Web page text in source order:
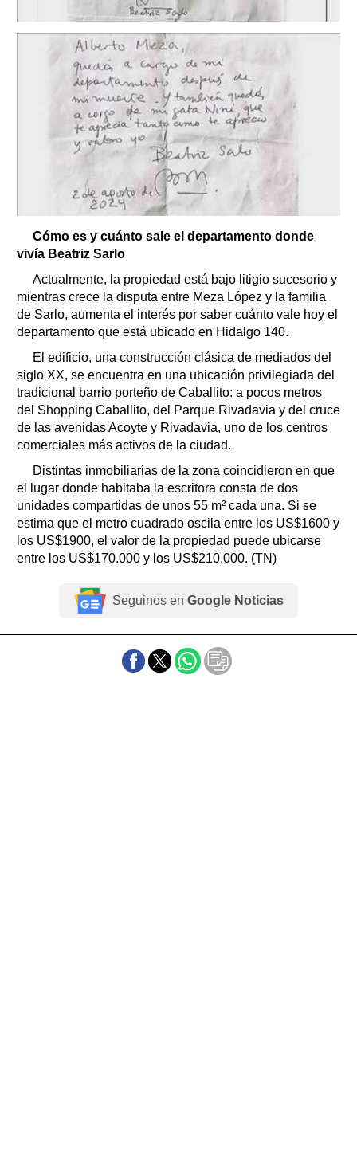
Cómo es y cuánto sale el departamento donde
vivía Beatriz Sarlo
Actualmente, la propiedad está bajo litigio sucesorio y
mientras crece la disputa entre Meza López y la familia
de Sarlo, aumenta el interés por saber cuánto vale hoy el
departamento que está ubicado en Hidalgo 140.
El edificio, una construcción clásica de mediados del
siglo XX, se encuentra en una ubicación privilegiada del
tradicional barrio porteño de Caballito: a pocos metros
del Shopping Caballito, del Parque Rivadavia y del cruce
de las avenidas Acoyte y Rivadavia, uno de los centros
comerciales más activos de la ciudad.
Distintas inmobiliarias de la zona coincidieron en que
el lugar donde habitaba la escritora consta de dos
unidades compartidas de unos 55 m² cada una. Si se
estima que el metro cuadrado oscila entre los US$1600 y
los US$1900, el valor de la propiedad puede ubicarse
entre los US$170.000 y los US$210.000. (TN)
Seguinos en Google Noticias